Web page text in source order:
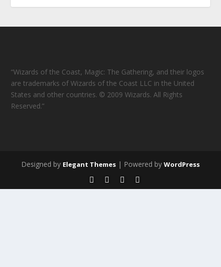
“Wizards of the Coast, Magic: The Gathering, and their logos
are trademarks of Wizards of the Coast LLC in the United
States and other countries. © 2009 Wizards. All Rights
Reserved.”
Designed by Elegant Themes | Powered by WordPress